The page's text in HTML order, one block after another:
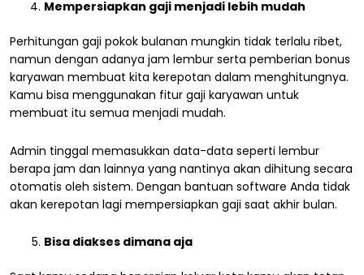
Mempersiapkan gaji menjadi lebih mudah
Perhitungan gaji pokok bulanan mungkin tidak terlalu ribet,
namun dengan adanya jam lembur serta pemberian bonus
karyawan membuat kita kerepotan dalam menghitungnya.
Kamu bisa menggunakan fitur gaji karyawan untuk
membuat itu semua menjadi mudah.
Admin tinggal memasukkan data-data seperti lembur
berapa jam dan lainnya yang nantinya akan dihitung secara
otomatis oleh sistem. Dengan bantuan software Anda tidak
akan kerepotan lagi mempersiapkan gaji saat akhir bulan.
Bisa diakses dimana aja